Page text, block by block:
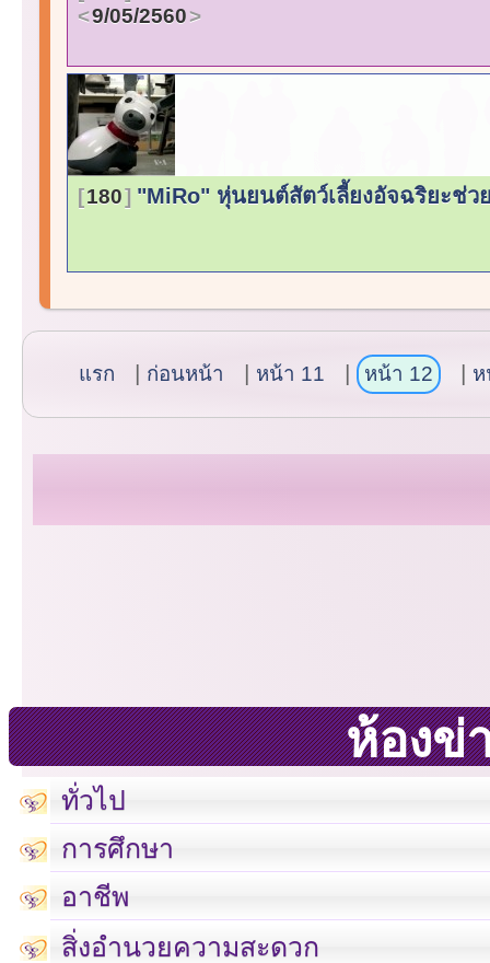
9/05/2560
180 "MiRo" หุ่นยนต์สัตว์เลี้ยงอัจฉริยะช่ว
แรก ก่อนหน้า หน้า 11 หน้า 12 ห
ห้องข่
ทั่วไป
การศึกษา
อาชีพ
สิ่งอำนวยความสะดวก